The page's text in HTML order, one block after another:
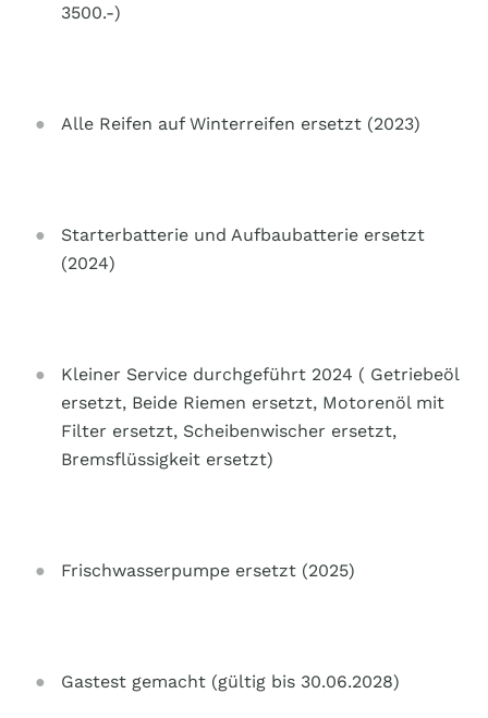
3500.-)
Alle Reifen auf Winterreifen ersetzt (2023)
Starterbatterie und Aufbaubatterie ersetzt
(2024)
Kleiner Service durchgeführt 2024 ( Getriebeöl
ersetzt, Beide Riemen ersetzt, Motorenöl mit
Filter ersetzt, Scheibenwischer ersetzt,
Bremsflüssigkeit ersetzt)
Frischwasserpumpe ersetzt (2025)
Gastest gemacht (gültig bis 30.06.2028)